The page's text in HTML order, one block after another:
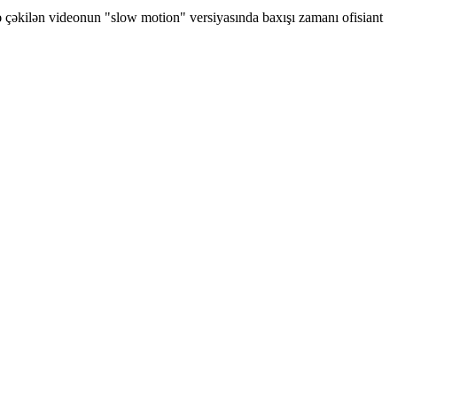
videonun "slow motion" versiyasında baxışı zamanı ofisiant